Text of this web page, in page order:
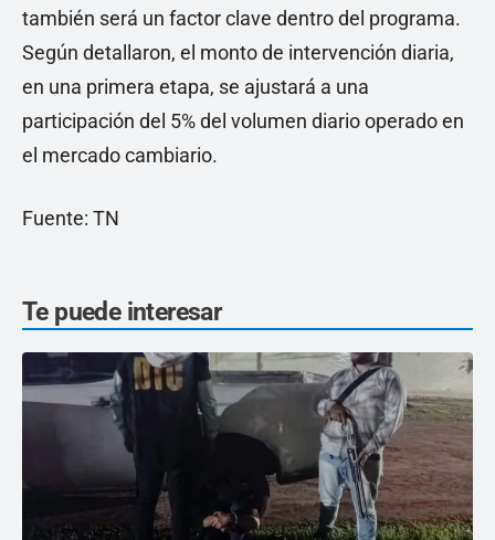
también será un factor clave dentro del programa.
Según detallaron, el monto de intervención diaria,
en una primera etapa, se ajustará a una
participación del 5% del volumen diario operado en
el mercado cambiario.
Fuente: TN
Te puede interesar